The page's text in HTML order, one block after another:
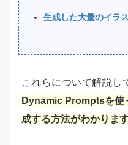
生成した大量のイラ
これらについて解説し
Dynamic Promptsを使
成する方法がわかります